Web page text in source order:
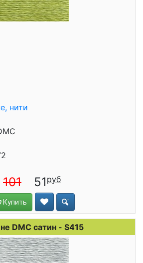
нити
101 51
Купить
DMC сатин - S415